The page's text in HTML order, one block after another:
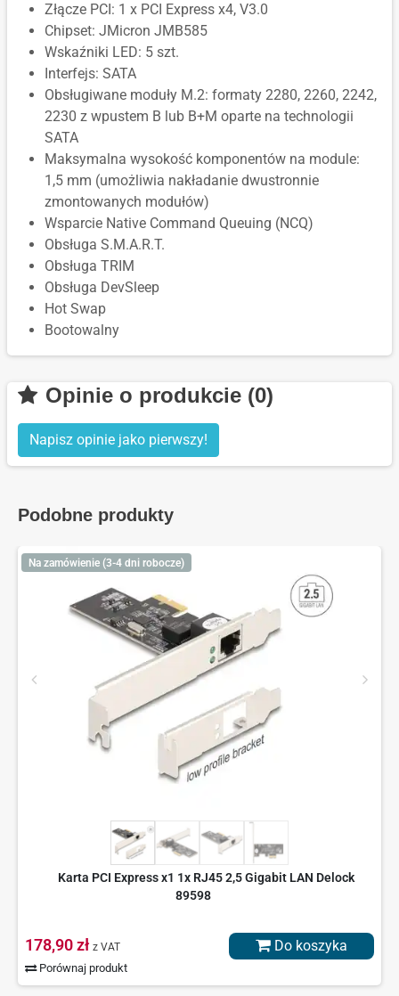
Złącze PCI: 1 x PCI Express x4, V3.0
Chipset: JMicron JMB585
Wskaźniki LED: 5 szt.
Interfejs: SATA
Obsługiwane moduły M.2: formaty 2280, 2260, 2242,
2230 z wpustem B lub B+M oparte na technologii
SATA
Maksymalna wysokość komponentów na module:
1,5 mm (umożliwia nakładanie dwustronnie
zmontowanych modułów)
Wsparcie Native Command Queuing (NCQ)
Obsługa S.M.A.R.T.
Obsługa TRIM
Obsługa DevSleep
Hot Swap
Bootowalny
Opinie o produkcie (0)
Napisz opinie jako pierwszy!
Podobne produkty
Na zamówienie (3-4 dni robocze)
Karta PCI Express x1 1x RJ45 2,5 Gigabit LAN Delock
89598
178,90 zł z VAT
Porównaj produkt
Do koszyka